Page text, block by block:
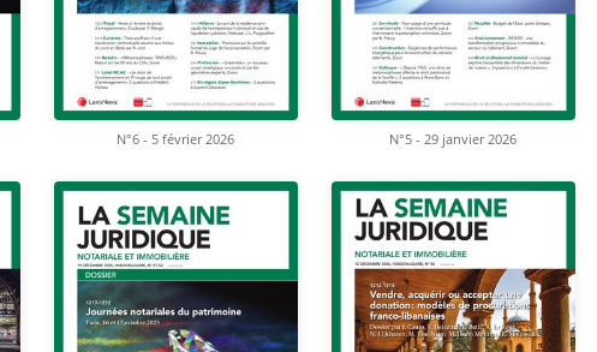
N°6 - 5 février 2026 N°5 - 29 janvier 2026